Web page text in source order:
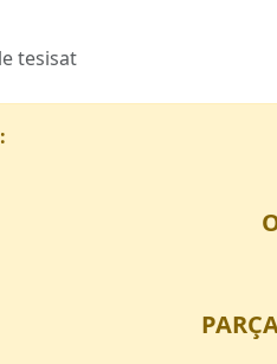
tesisat